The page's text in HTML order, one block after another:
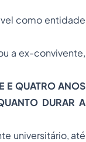
como entidade
a ex-convivente,
E QUATRO ANOS
DURAR A
universitário, até